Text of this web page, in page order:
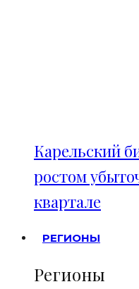
Карельский
ростом
квартале
РЕГИОНЫ
Регионы